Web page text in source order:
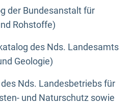
der Bundesanstalt für
Rohstoffe)
des Nds. Landesamts
Geologie)
Nds. Landesbetriebs für
und Naturschutz sowie